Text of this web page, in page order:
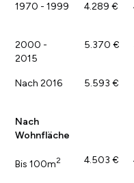
1970 - 1999 4.289 €
2000 -
2015
5.370 €
Nach 2016 5.593 €
Nach
Wohnfläche
Bis 100m2 4.503 €